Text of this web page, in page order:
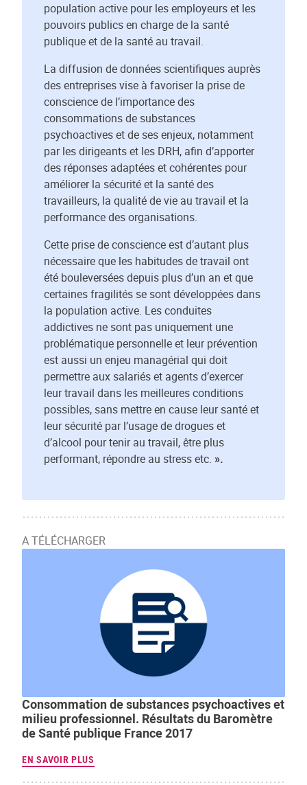
population active pour les employeurs et les
pouvoirs publics en charge de la santé
publique et de la santé au travail.
La diffusion de données scientifiques auprès
des entreprises vise à favoriser la prise de
conscience de l’importance des
consommations de substances
psychoactives et de ses enjeux, notamment
par les dirigeants et les DRH, afin d’apporter
des réponses adaptées et cohérentes pour
améliorer la sécurité et la santé des
travailleurs, la qualité de vie au travail et la
performance des organisations.
Cette prise de conscience est d’autant plus
nécessaire que les habitudes de travail ont
été bouleversées depuis plus d’un an et que
certaines fragilités se sont développées dans
la population active. Les conduites
addictives ne sont pas uniquement une
problématique personnelle et leur prévention
est aussi un enjeu managérial qui doit
permettre aux salariés et agents d’exercer
leur travail dans les meilleures conditions
possibles, sans mettre en cause leur santé et
leur sécurité par l’usage de drogues et
d’alcool pour tenir au travail, être plus
performant, répondre au stress etc. ».
A TÉLÉCHARGER
Consommation de substances psychoactives et
milieu professionnel. Résultats du Baromètre
de Santé publique France 2017
EN SAVOIR PLUS